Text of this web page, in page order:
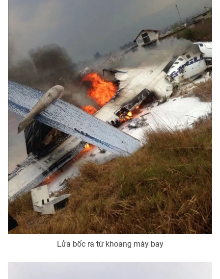
Shorts video
VTV Money VTV Thể thao
VTV Sức khoẻ Bất động sản
Thị trường 24h Tấm lòng Việt
VTV4 Vươn mình bằng AI
VTV9 VTV8
Liên hệ tòa soạn English
Lửa bốc ra từ khoang máy bay